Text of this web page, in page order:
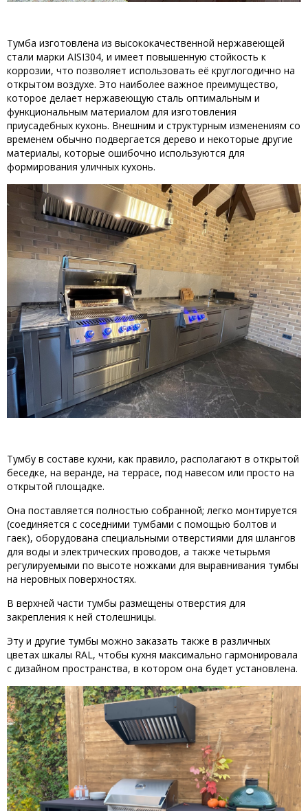
Тумба изготовлена из высококачественной нержавеющей
стали марки AISI304, и имеет повышенную стойкость к
коррозии, что позволяет использовать её круглогодично на
открытом воздухе. Это наиболее важное преимущество,
которое делает нержавеющую сталь оптимальным и
функциональным материалом для изготовления
приусадебных кухонь. Внешним и структурным изменениям со
временем обычно подвергается дерево и некоторые другие
материалы, которые ошибочно используются для
формирования уличных кухонь.
Тумбу в составе кухни, как правило, располагают в открытой
беседке, на веранде, на террасе, под навесом или просто на
открытой площадке.
Она поставляется полностью собранной; легко монтируется
(соединяется с соседними тумбами с помощью болтов и
гаек), оборудована специальными отверстиями для шлангов
для воды и электрических проводов, а также четырьмя
регулируемыми по высоте ножками для выравнивания тумбы
на неровных поверхностях.
В верхней части тумбы размещены отверстия для
закрепления к ней столешницы.
Эту и другие тумбы можно заказать также в различных
цветах шкалы RAL, чтобы кухня максимально гармонировала
с дизайном пространства, в котором она будет установлена.